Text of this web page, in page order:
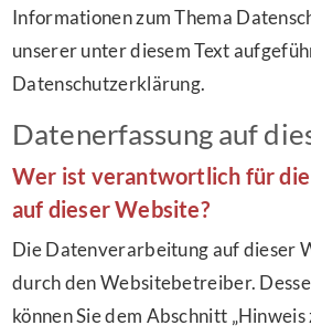
Informationen zum Thema
unserer unter diesem Text
Datenschutzerklärung.
Datenerfassung auf
Wer ist verantwortlich für
auf dieser Website?
Die Datenverarbeitung auf dieser
durch den Websitebetreiber.
können Sie dem Abschnitt „Hinweis